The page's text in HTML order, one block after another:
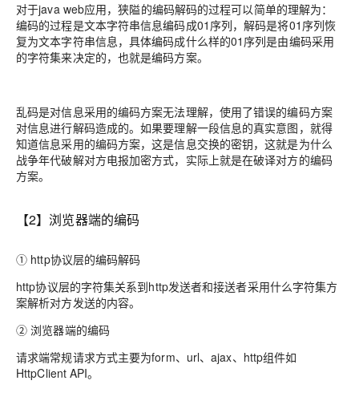
对于java web应用，狭隘的编码解码的过程可以简单的理解为：
编码的过程是文本字符串信息编码成01序列，解码是将01序列恢
复为文本字符串信息，具体编码成什么样的01序列是由编码采用
的字符集来决定的，也就是编码方案。
乱码是对信息采用的编码方案无法理解，使用了错误的编码方案
对信息进行解码造成的。如果要理解一段信息的真实意图，就得
知道信息采用的编码方案，这是信息交换的密钥，这就是为什么
战争年代破解对方电报加密方式，实际上就是在破译对方的编码
方案。
【2】浏览器端的编码
① http协议层的编码解码
http协议层的字符集关系到http发送者和接送者采用什么字符集方
案解析对方发送的内容。
② 浏览器端的编码
请求端常规请求方式主要为form、url、ajax、http组件如
HttpClient API。